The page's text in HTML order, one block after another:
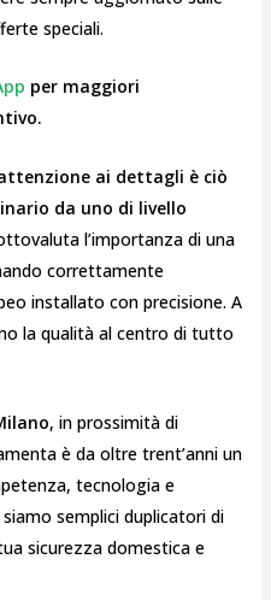
speciali.
per maggiori
ai dettagli è ciò
da uno di livello
l’importanza di una
correttamente
installato con precisione. A
la qualità al centro di tutto
, in prossimità di
è da oltre trent’anni un
tecnologia e
semplici duplicatori di
sicurezza domestica e